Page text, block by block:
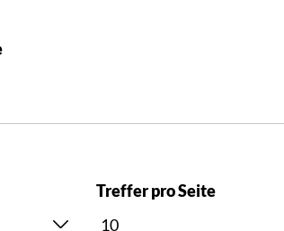
Treffer pro Seite